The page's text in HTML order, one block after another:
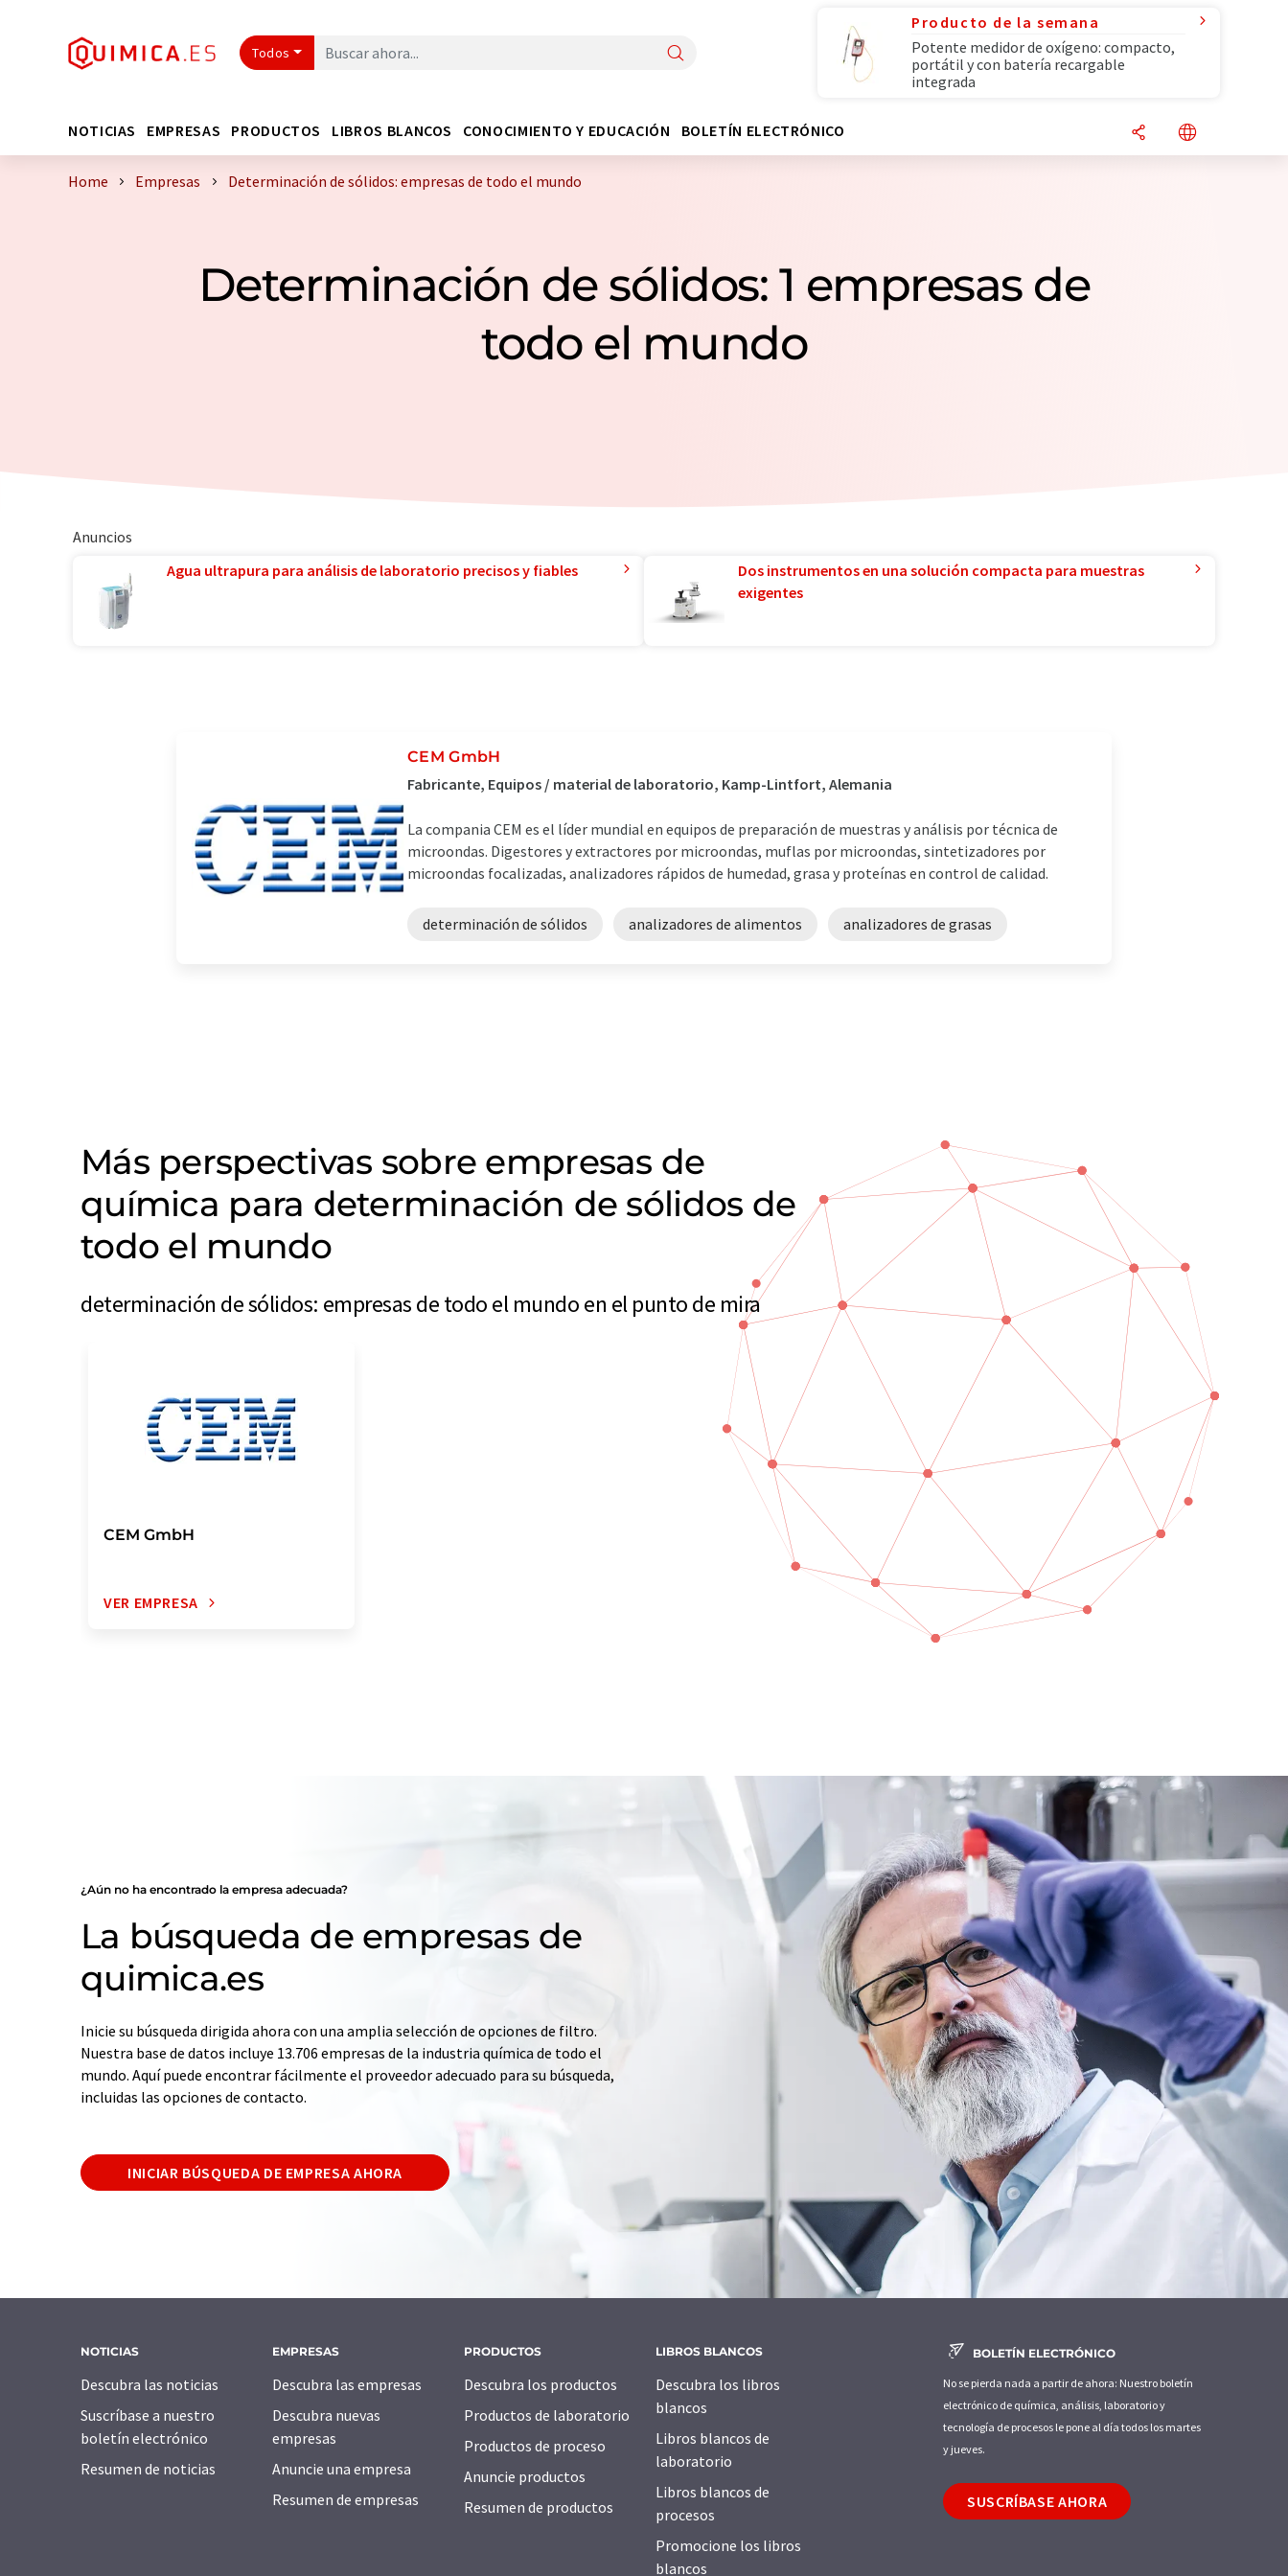
Todos
Producto de la semana
Potente medidor de oxígeno: compacto,
portátil y con batería recargable
integrada
NOTICIAS EMPRESAS PRODUCTOS LIBROS BLANCOS CONOCIMIENTO Y EDUCACIÓN BOLETÍN ELECTRÓNICO
Home Empresas Determinación de sólidos: empresas de todo el mundo
Determinación de sólidos: 1 empresas de
todo el mundo
Anuncios
Agua ultrapura para análisis de laboratorio precisos y fiables
Dos instrumentos en una solución compacta para muestras
exigentes
CEM GmbH
Fabricante, Equipos / material de laboratorio, Kamp-Lintfort, Alemania
La compania CEM es el líder mundial en equipos de preparación de muestras y análisis por técnica de
microondas. Digestores y extractores por microondas, muflas por microondas, sintetizadores por
microondas focalizadas, analizadores rápidos de humedad, grasa y proteínas en control de calidad.
determinación de sólidos analizadores de alimentos analizadores de grasas
Más perspectivas sobre empresas de
química para determinación de sólidos de
todo el mundo
determinación de sólidos: empresas de todo el mundo en el punto de mira
CEM GmbH
VER EMPRESA
¿Aún no ha encontrado la empresa adecuada?
La búsqueda de empresas de
quimica.es
Inicie su búsqueda dirigida ahora con una amplia selección de opciones de filtro.
Nuestra base de datos incluye 13.706 empresas de la industria química de todo el
mundo. Aquí puede encontrar fácilmente el proveedor adecuado para su búsqueda,
incluidas las opciones de contacto.
INICIAR BÚSQUEDA DE EMPRESA AHORA
NOTICIAS
Descubra las noticias
Suscríbase a nuestro
boletín electrónico
Resumen de noticias
EMPRESAS
Descubra las empresas
Descubra nuevas
empresas
Anuncie una empresa
Resumen de empresas
PRODUCTOS
Descubra los productos
Productos de laboratorio
Productos de proceso
Anuncie productos
Resumen de productos
LIBROS BLANCOS
Descubra los libros
blancos
Libros blancos de
laboratorio
Libros blancos de
procesos
Promocione los libros
blancos
BOLETÍN ELECTRÓNICO
No se pierda nada a partir de ahora: Nuestro boletín
electrónico de química, análisis, laboratorio y
tecnología de procesos le pone al día todos los martes
y jueves.
SUSCRÍBASE AHORA